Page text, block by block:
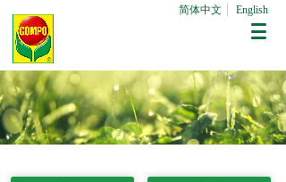
简体中文 English